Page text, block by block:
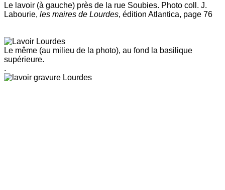
Le lavoir (à gauche) près de la rue Soubies. Photo coll. J.
Labourie, les maires de Lourdes, édition Atlantica, page 76
Le même (au milieu de la photo), au fond la basilique
supérieure.
.